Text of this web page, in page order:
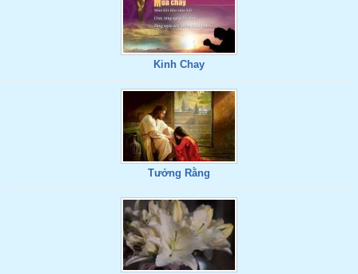
Kinh Chay
Tưởng Rằng